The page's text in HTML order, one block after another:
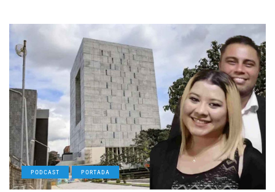
PODCAST PORTADA